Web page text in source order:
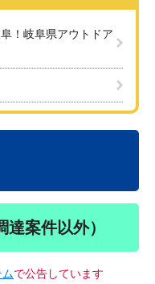
！岐阜県アウトドア
案件以外）
で公告しています